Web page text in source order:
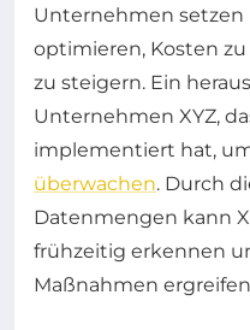
Unternehmen setzen
optimieren, Kosten
zu steigern. Ein
Unternehmen XYZ,
implementiert hat,
überwachen. Durch
Datenmengen kann
frühzeitig erkennen
Maßnahmen